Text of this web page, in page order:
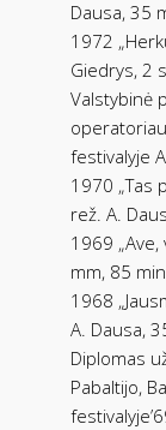
Dausa, 35
1972
Giedrys, 2
Valstybinė
festivalyje
1970 „Tas
rež. A.
1969 „Ave,
mm, 85 min.
1968
A. Dausa,
Diplomas
Pabaltijo,